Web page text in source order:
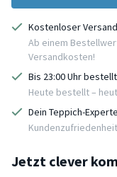
Kostenloser Versand
Ab einem
Versandkosten!
Bis 23:00 Uhr
Heute bestellt –
Dein Teppich-Experte
Kundenzufriedenheit:
Jetzt clever